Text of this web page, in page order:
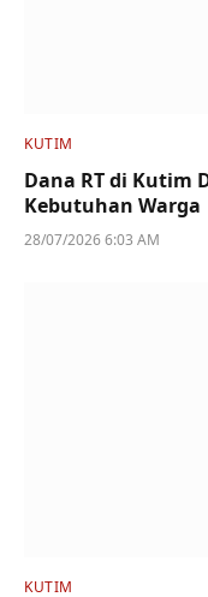
KUTIM
Dana RT di Kutim
Kebutuhan Warga
28/07/2026 6:03 AM
KUTIM